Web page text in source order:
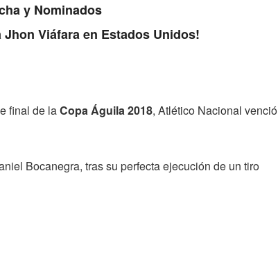
y Nominados
Viáfara en Estados Unidos!
final de laCopa Águila 2018, Atlético Nacional venció
Bocanegra, tras su perfecta ejecución de un tiro